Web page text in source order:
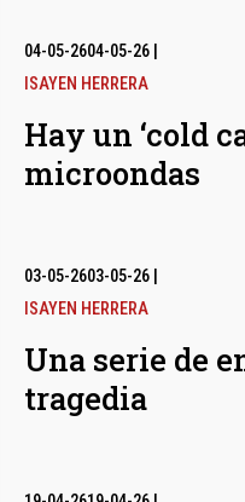
04-05-2604-05-26
ISAYEN HERRERA
Hay un ‘cold
microondas
03-05-2603-05-26
ISAYEN HERRERA
Una serie de
tragedia